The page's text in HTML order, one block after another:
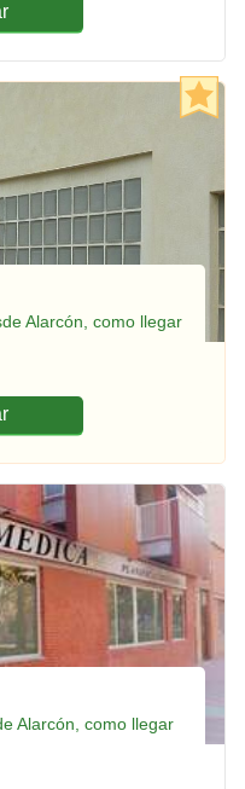
Alarcón, como llegar
Alarcón, como llegar